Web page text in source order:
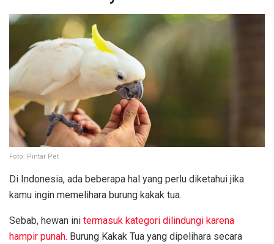
Foto: Pintar Pet
Di Indonesia, ada beberapa hal yang perlu diketahui jika
kamu ingin memelihara burung kakak tua.
Sebab, hewan ini termasuk kategori dilindungi karena
hampir punah. Burung Kakak Tua yang dipelihara secara